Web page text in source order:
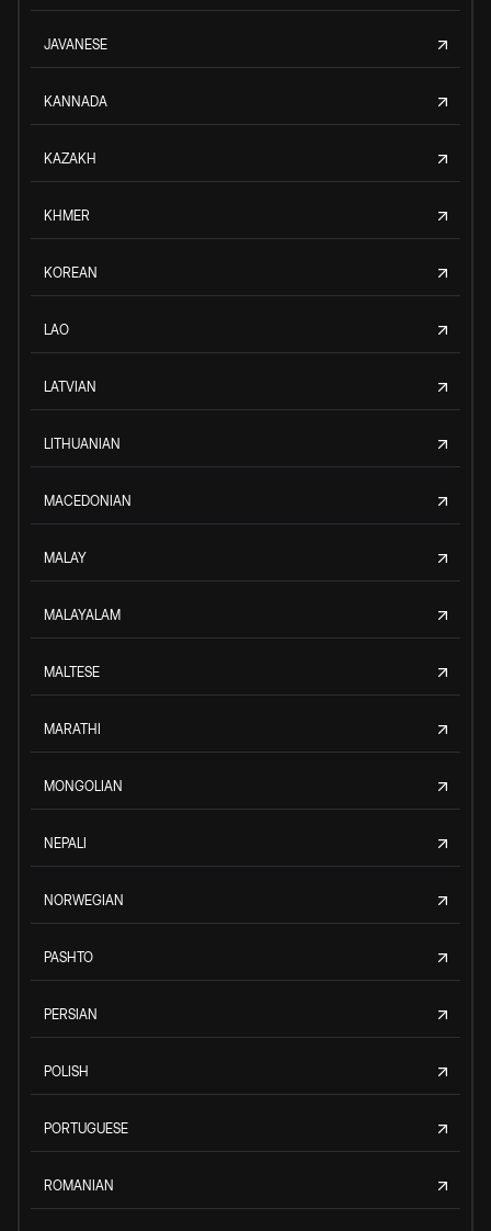
JAVANESE
KANNADA
KAZAKH
KHMER
KOREAN
LAO
LATVIAN
LITHUANIAN
MACEDONIAN
MALAY
MALAYALAM
MALTESE
MARATHI
MONGOLIAN
NEPALI
NORWEGIAN
PASHTO
PERSIAN
POLISH
PORTUGUESE
ROMANIAN